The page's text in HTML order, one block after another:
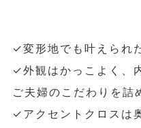
✓変形地でも叶えられ
✓外観はかっこよく、
ご夫婦のこだわりを詰
✓アクセントクロスは